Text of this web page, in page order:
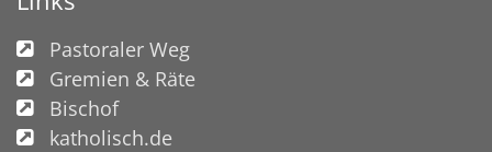
Pastoraler Weg
Gremien & Räte
Bischof
katholisch.de